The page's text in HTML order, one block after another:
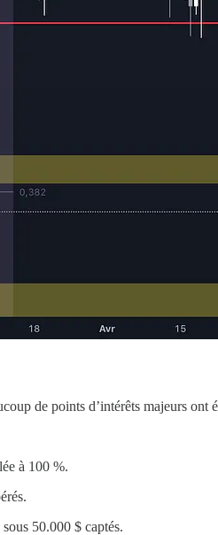
de points d’intérêts majeurs ont
à 100 %.
50.000 $ captés.